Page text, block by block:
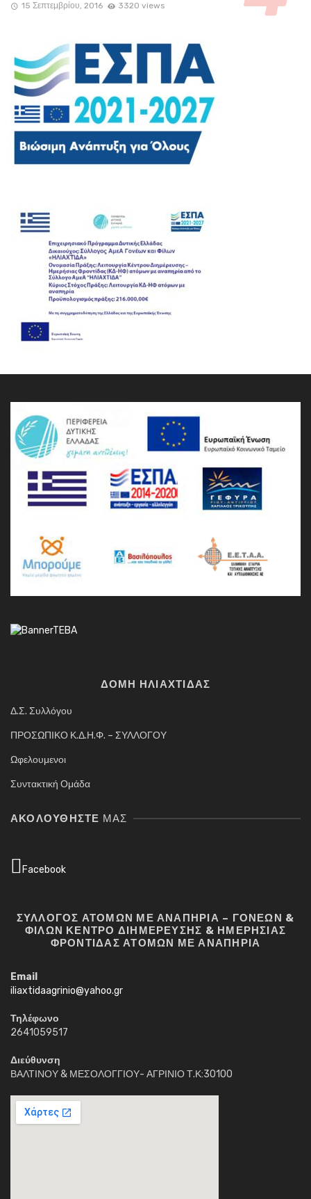
15 Σεπτεμβρίου, 2016 3320 views
ΔΟΜΗ ΗΛΙΑΧΤΙΔΑΣ
Δ.Σ. Συλλόγου
ΠΡΟΣΩΠΙΚΟ Κ.Δ.Η.Φ. – ΣΥΛΛΟΓΟΥ
Ωφελουμενοι
Συντακτική Ομάδα
ΑΚΟΛΟΥΘΉΣΤΕ ΜΑΣ
Facebook
ΣΥΛΛΟΓΟΣ ΑΤΟΜΩΝ ΜΕ ΑΝΑΠΗΡΙΑ – ΓΟΝΕΩΝ &
ΦΙΛΩΝ ΚΕΝΤΡΟ ΔΙΗΜΕΡΕΥΣΗΣ & ΗΜΕΡΗΣΙΑΣ
ΦΡΟΝΤΙΔΑΣ ΑΤΟΜΩΝ ΜΕ ΑΝΑΠΗΡΙΑ
Email
iliaxtidaagrinio@yahoo.gr
Τηλέφωνο
2641059517
Διεύθυνση
ΒΑΛΤΙΝΟΥ & ΜΕΣΟΛΟΓΓΙΟΥ- ΑΓΡΙΝΙΟ Τ.Κ:30100